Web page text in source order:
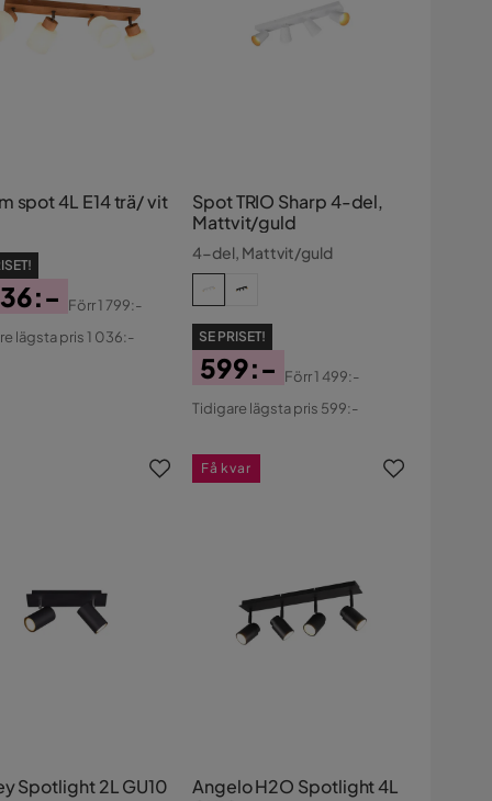
spot 4L E14 trä/ vit
Förr1 799:-
lägsta pris 1 036:-
Spot TRIO Sharp 4-del,
Mattvit/guld
4-del, Mattvit/guld
SE PRISET!
Pris
599:-
Original
Förr1 499:-
Tidigare lägsta pris 599:-
Spotlight 2L GU10
Angelo H2O Spotlight 4L
Få kvar